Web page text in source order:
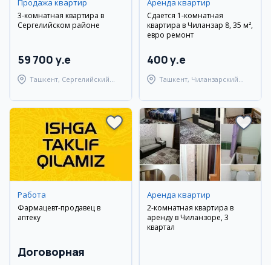
Продажа квартир
3-комнатная квартира в
Сергелийском районе
59 700 y.e
Ташкент, Сергелийский
Аренда квартир
Сдается 1-комнатная
квартира в Чиланзар 8, 35 м²,
евро ремонт
400 y.e
Ташкент, Чиланзарский
Работа
Фармацевт-продавец в
аптеку
Договорная
Аренда квартир
2-комнатная квартира в
аренду в Чиланзоре, 3
квартал